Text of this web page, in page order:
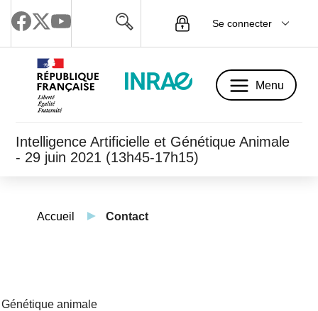
Se connecter
Menu
Intelligence Artificielle et Génétique Animale
- 29 juin 2021 (13h45-17h15)
Accueil Contact
animale